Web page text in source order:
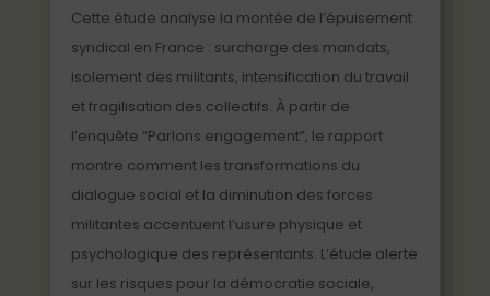
Cette étude analyse la montée de l’épuisement
syndical en France : surcharge des mandats,
isolement des militants, intensification du travail
et fragilisation des collectifs. À partir de
l’enquête “Parlons engagement”, le rapport
montre comment les transformations du
dialogue social et la diminution des forces
militantes accentuent l’usure physique et
psychologique des représentants. L’étude alerte
sur les risques pour la démocratie sociale,